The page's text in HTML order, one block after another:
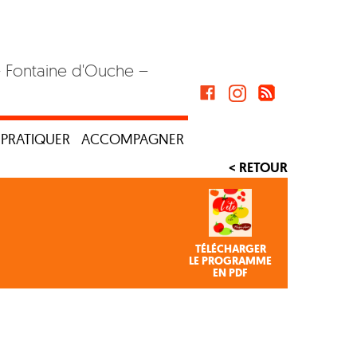
d'Ouche –
PRATIQUER ACCOMPAGNER
< RETOUR
TÉLÉCHARGER
LE PROGRAMME
EN PDF